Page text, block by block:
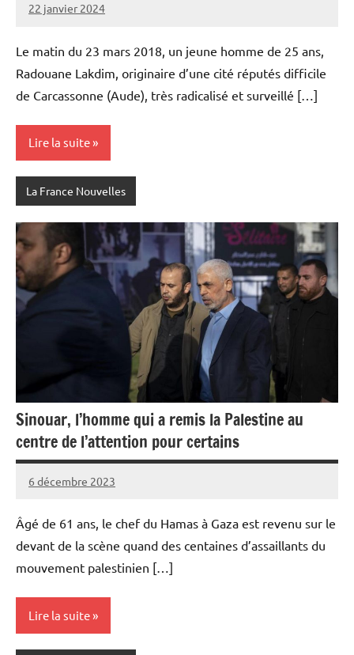
22 janvier 2024
Admins
Le matin du 23 mars 2018, un jeune homme de 25 ans,
Radouane Lakdim, originaire d’une cité réputés difficile
de Carcassonne (Aude), très radicalisé et surveillé […]
Lire la suite
La France Nouvelles
Sinouar, l’homme qui a remis la Palestine au
centre de l’attention pour certains
6 décembre 2023
Admins
Âgé de 61 ans, le chef du Hamas à Gaza est revenu sur le
devant de la scène quand des centaines d’assaillants du
mouvement palestinien […]
Lire la suite